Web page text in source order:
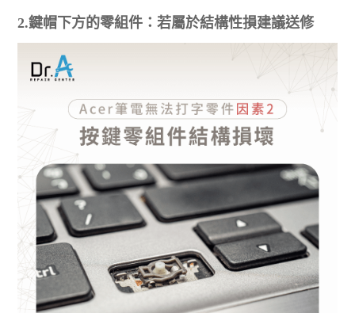
2.鍵帽下方的零組件：若屬於結構性損建議送修